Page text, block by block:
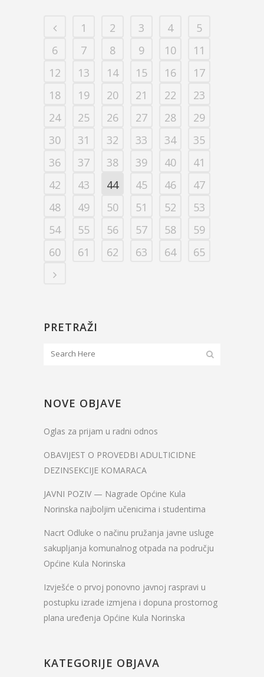
1 2 3 4
5
6
7 8 9 10
11
12
13 14 15 16
17
18
19 20 21 22
23
24
25 26 27 28
29
30
31 32 33 34
35
36
37 38 39 40
41
42
43 44 45 46
47
48
49 50 51 52
53
54
55 56 57 58
59
60
61 62 63 64 65
PRETRAŽI
NOVE OBJAVE
Oglas za prijam u radni odnos
OBAVIJEST O PROVEDBI ADULTICIDNE
DEZINSEKCIJE KOMARACA
JAVNI POZIV — Nagrade Općine Kula
Norinska najboljim učenicima i studentima
Nacrt Odluke o načinu pružanja javne usluge
sakupljanja komunalnog otpada na području
Općine Kula Norinska
Izvješće o prvoj ponovno javnoj raspravi u
postupku izrade izmjena i dopuna prostornog
plana uređenja Općine Kula Norinska
KATEGORIJE OBJAVA